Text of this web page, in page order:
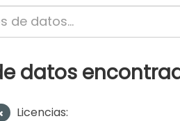
datos
Licencias: